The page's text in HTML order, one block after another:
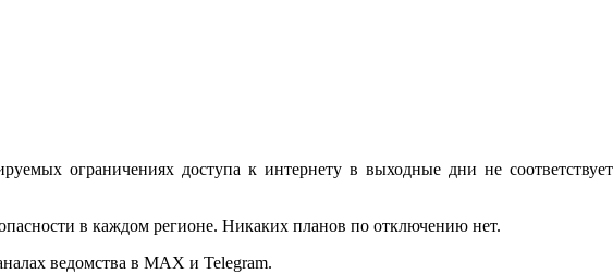
ограничениях доступа к интернету в выходные дни не соответствует
в каждом регионе. Никаких планов по отключению нет.
ведомства в MAX и Telegram.